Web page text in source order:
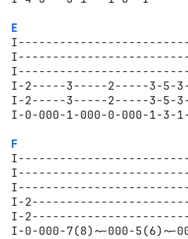
E
I-2-----3-----2-----3-5-
I-2-----3-----2-----3-5-
I-0-000-1-000-0-000-1-3-
F
I-
I-
I-0-000-7(8)~-000-5(6)~-